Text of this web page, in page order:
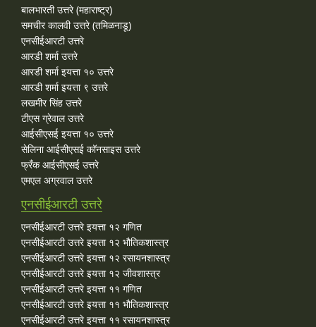
बालभारती उत्तरे (महाराष्ट्र)
समचीर कालवी उत्तरे (तमिळनाडू)
एनसीईआरटी उत्तरे
आरडी शर्मा उत्तरे
आरडी शर्मा इयत्ता १० उत्तरे
आरडी शर्मा इयत्ता ९ उत्तरे
लखमीर सिंह उत्तरे
टीएस ग्रेवाल उत्तरे
आईसीएसई इयत्ता १० उत्तरे
सेलिना आईसीएसई कॉनसाइस उत्तरे
फ्रँक आईसीएसई उत्तरे
एमएल अग्रवाल उत्तरे
एनसीईआरटी उत्तरे
एनसीईआरटी उत्तरे इयत्ता १२ गणित
एनसीईआरटी उत्तरे इयत्ता १२ भौतिकशास्त्र
एनसीईआरटी उत्तरे इयत्ता १२ रसायनशास्त्र
एनसीईआरटी उत्तरे इयत्ता १२ जीवशास्त्र
एनसीईआरटी उत्तरे इयत्ता ११ गणित
एनसीईआरटी उत्तरे इयत्ता ११ भौतिकशास्त्र
एनसीईआरटी उत्तरे इयत्ता ११ रसायनशास्त्र